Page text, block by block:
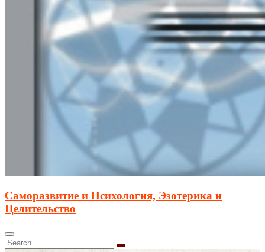
Саморазвитие и Психология, Эзотерика и
Целительство